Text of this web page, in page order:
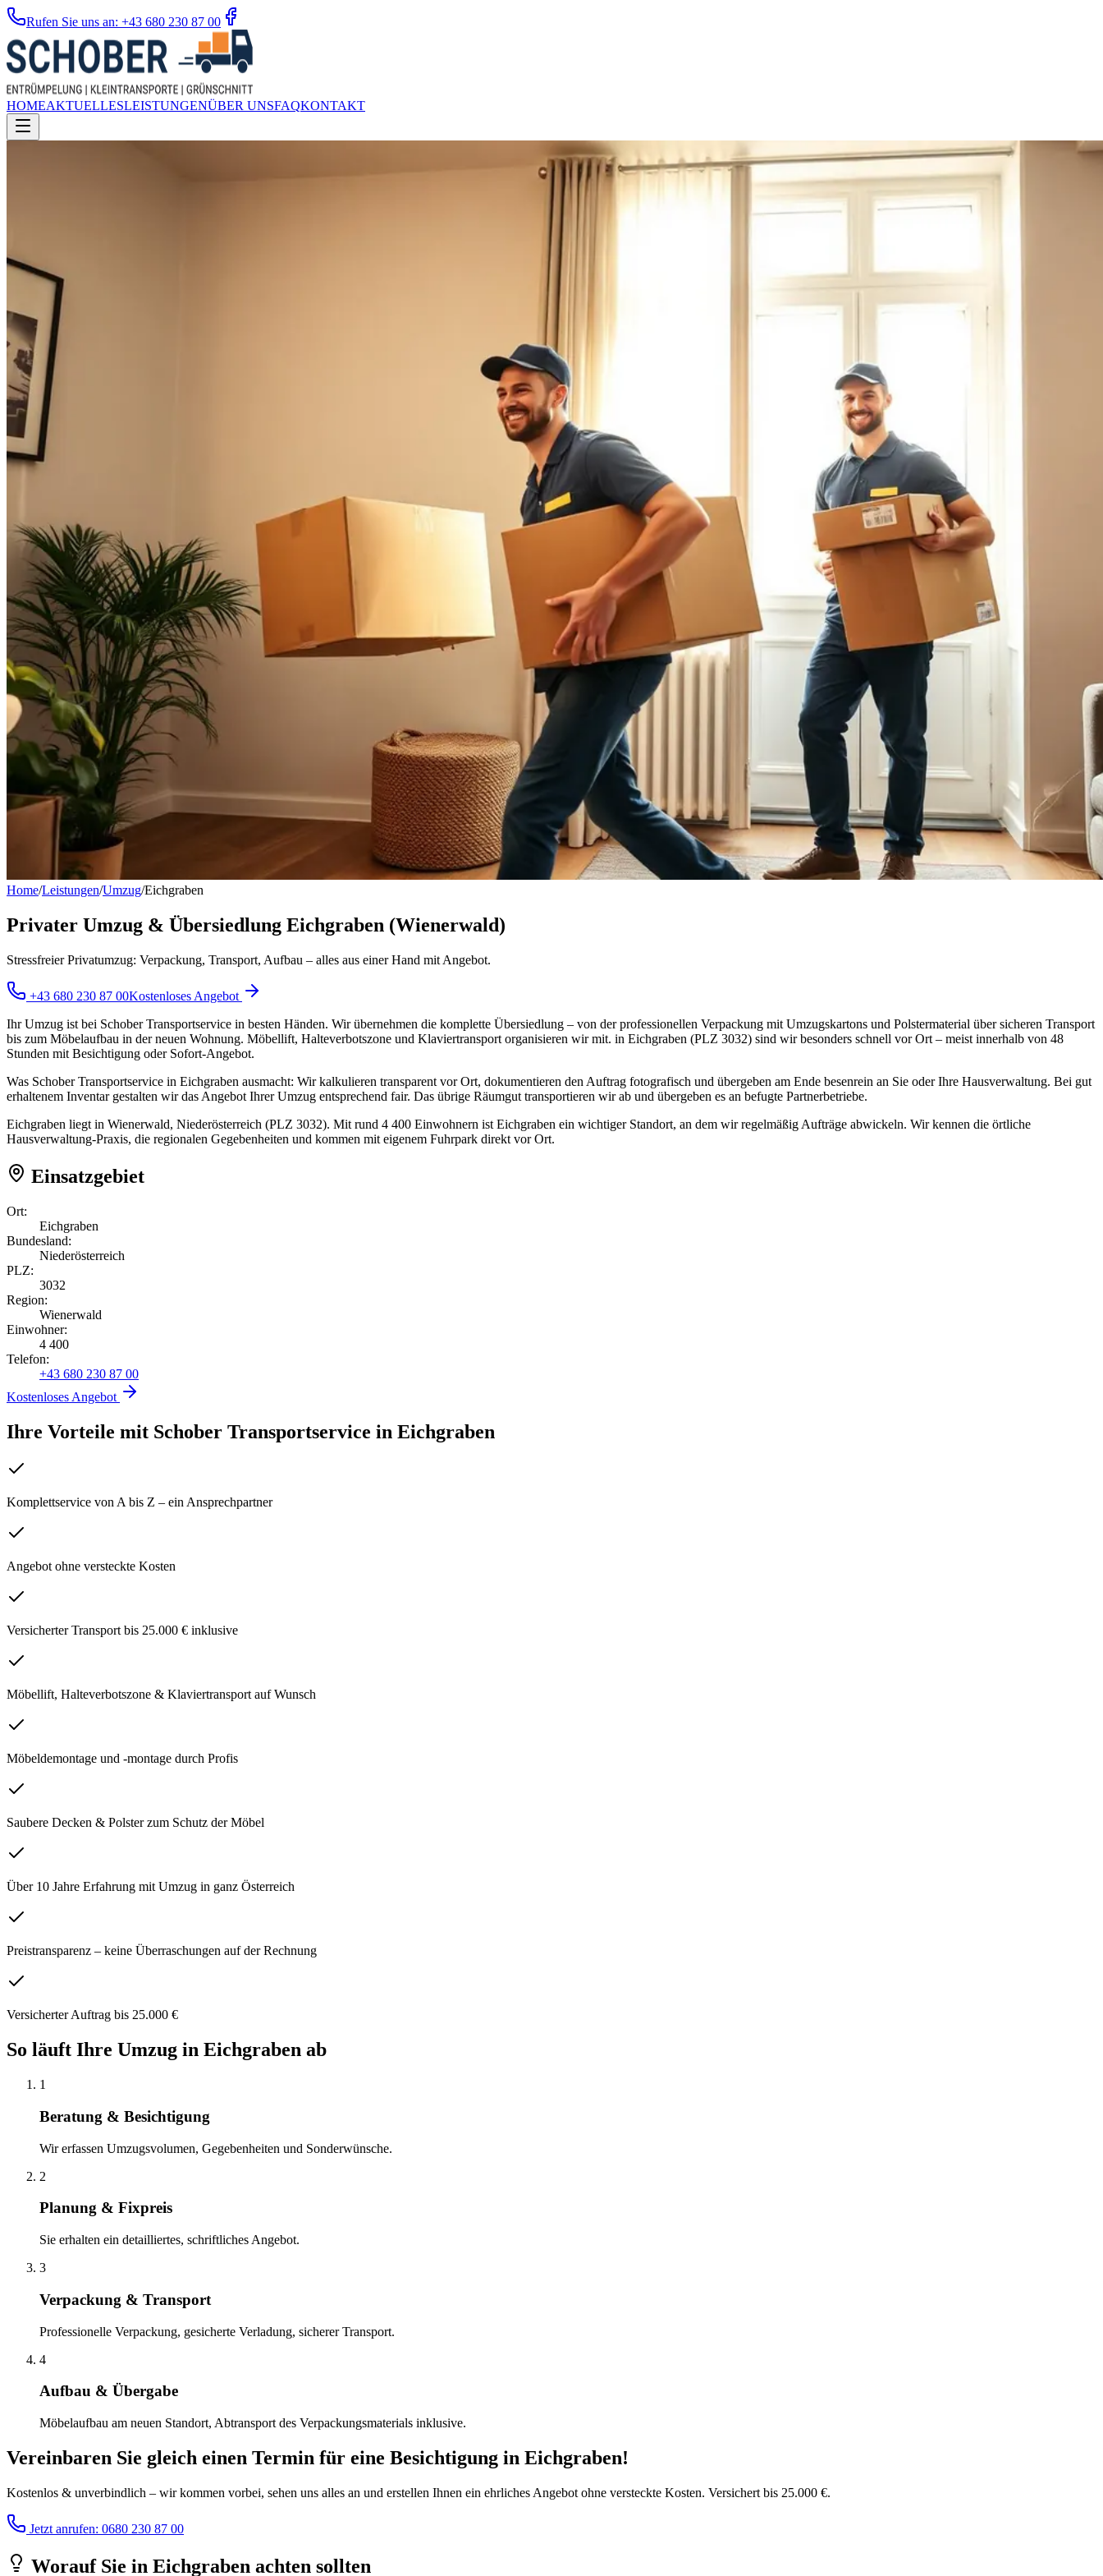
Rufen Sie uns an: +43 680 230 87 00
HOMEAKTUELLESLEISTUNGENÜBER UNSFAQKONTAKT
Home/Leistungen/Umzug/Eichgraben
Privater Umzug & Übersiedlung Eichgraben (Wienerwald)
Stressfreier Privatumzug: Verpackung, Transport, Aufbau – alles aus einer Hand mit Angebot.
+43 680 230 87 00Kostenloses Angebot
Ihr Umzug ist bei Schober Transportservice in besten Händen. Wir übernehmen die komplette Übersiedlung – von der professionellen Verpackung mit Umzugskartons und Polstermaterial über sicheren Transport
bis zum Möbelaufbau in der neuen Wohnung. Möbellift, Halteverbotszone und Klaviertransport organisieren wir mit. in Eichgraben (PLZ 3032) sind wir besonders schnell vor Ort – meist innerhalb von 48
Stunden mit Besichtigung oder Sofort-Angebot.
Was Schober Transportservice in Eichgraben ausmacht: Wir kalkulieren transparent vor Ort, dokumentieren den Auftrag fotografisch und übergeben am Ende besenrein an Sie oder Ihre Hausverwaltung. Bei gut
erhaltenem Inventar gestalten wir das Angebot Ihrer Umzug entsprechend fair. Das übrige Räumgut transportieren wir ab und übergeben es an befugte Partnerbetriebe.
Eichgraben liegt in Wienerwald, Niederösterreich (PLZ 3032). Mit rund 4 400 Einwohnern ist Eichgraben ein wichtiger Standort, an dem wir regelmäßig Aufträge abwickeln. Wir kennen die örtliche
Hausverwaltung-Praxis, die regionalen Gegebenheiten und kommen mit eigenem Fuhrpark direkt vor Ort.
Einsatzgebiet
Ort:
Eichgraben
Bundesland:
Niederösterreich
PLZ:
3032
Region:
Wienerwald
Einwohner:
4 400
Telefon:
+43 680 230 87 00
Kostenloses Angebot
Ihre Vorteile mit Schober Transportservice in Eichgraben
Komplettservice von A bis Z – ein Ansprechpartner
Angebot ohne versteckte Kosten
Versicherter Transport bis 25.000 € inklusive
Möbellift, Halteverbotszone & Klaviertransport auf Wunsch
Möbeldemontage und -montage durch Profis
Saubere Decken & Polster zum Schutz der Möbel
Über 10 Jahre Erfahrung mit Umzug in ganz Österreich
Preistransparenz – keine Überraschungen auf der Rechnung
Versicherter Auftrag bis 25.000 €
So läuft Ihre Umzug in Eichgraben ab
1
Beratung & Besichtigung
Wir erfassen Umzugsvolumen, Gegebenheiten und Sonderwünsche.
2
Planung & Fixpreis
Sie erhalten ein detailliertes, schriftliches Angebot.
3
Verpackung & Transport
Professionelle Verpackung, gesicherte Verladung, sicherer Transport.
4
Aufbau & Übergabe
Möbelaufbau am neuen Standort, Abtransport des Verpackungsmaterials inklusive.
Vereinbaren Sie gleich einen Termin für eine Besichtigung in Eichgraben!
Kostenlos & unverbindlich – wir kommen vorbei, sehen uns alles an und erstellen Ihnen ein ehrliches Angebot ohne versteckte Kosten. Versichert bis 25.000 €.
Jetzt anrufen: 0680 230 87 00
Worauf Sie in Eichgraben achten sollten